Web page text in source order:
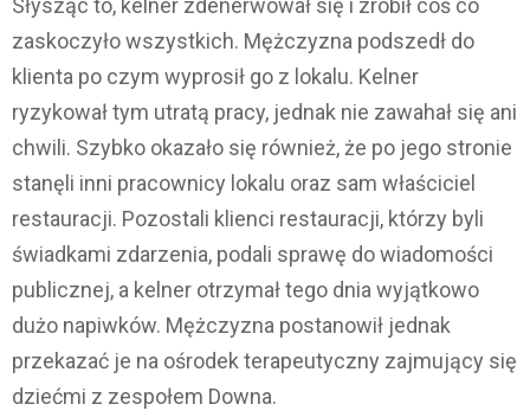
Słysząc to, kelner zdenerwował się i zrobił coś co
zaskoczyło wszystkich. Mężczyzna podszedł do
klienta po czym wyprosił go z lokalu. Kelner
ryzykował tym utratą pracy, jednak nie zawahał się ani
chwili. Szybko okazało się również, że po jego stronie
stanęli inni pracownicy lokalu oraz sam właściciel
restauracji. Pozostali klienci restauracji, którzy byli
świadkami zdarzenia, podali sprawę do wiadomości
publicznej, a kelner otrzymał tego dnia wyjątkowo
dużo napiwków. Mężczyzna postanowił jednak
przekazać je na ośrodek terapeutyczny zajmujący się
dziećmi z zespołem Downa.